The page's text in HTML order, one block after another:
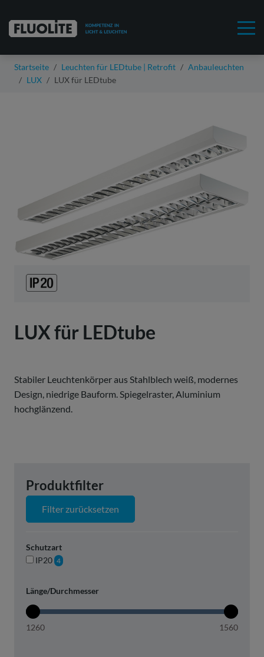
Startseite Leuchten für LEDtube | Retrofit
Anbauleuchten
LUX
LUX für LEDtube
LUX für LEDtube
Stabiler Leuchtenkörper aus Stahlblech weiß, modernes
Design, niedrige Bauform. Spiegelraster, Aluminium
hochglänzend.
Produktfilter
Filter zurücksetzen
Schutzart
IP20 4
Länge/Durchmesser
1260 1560